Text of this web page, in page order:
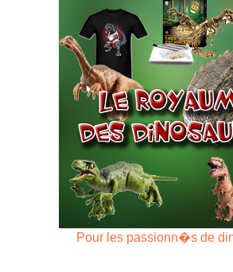
Pour les passionn�s de